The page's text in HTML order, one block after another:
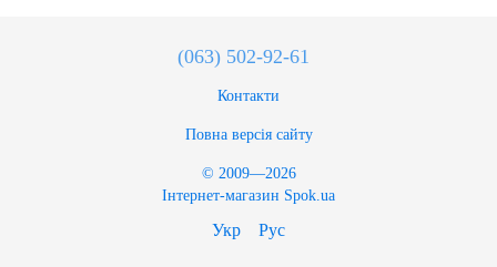
(063) 502-92-61
Контакти
Повна версія сайту
© 2009—2026
Інтернет-магазин Spok.ua
Укр Рус